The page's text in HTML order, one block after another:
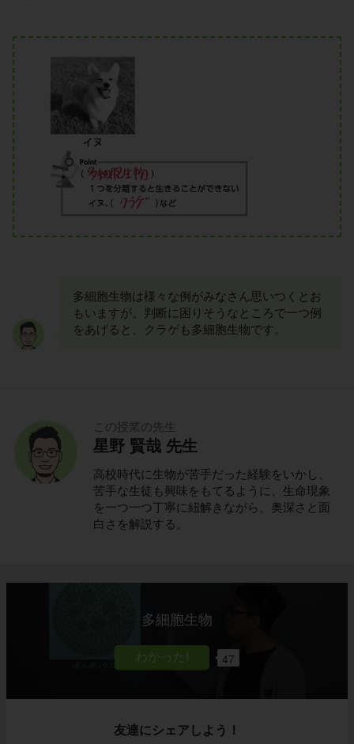
多細胞生物は様々な例がみなさん思いつくとお
もいますが、判断に困りそうなところで一つ例
をあげると、クラゲも多細胞生物です。
この授業の先生
星野 賢哉 先生
高校時代に生物が苦手だった経験をいかし、
苦手な生徒も興味をもてるように、生命現象
を一つ一つ丁寧に紐解きながら、奥深さと面
白さを解説する。
多細胞生物
47
友達にシェアしよう！